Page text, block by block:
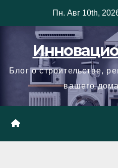
Пн. Авг 10th,
Блог о строительстве,
вашего